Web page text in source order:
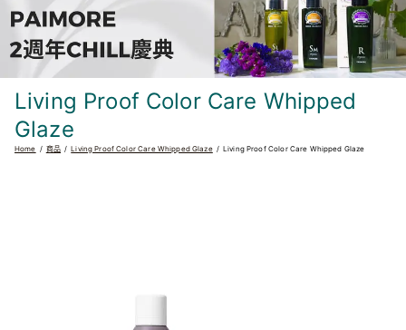
Living Proof Color Care Whipped
Glaze
Home 商品 Living Proof Color Care Whipped Glaze Living Proof Color Care Whipped Glaze